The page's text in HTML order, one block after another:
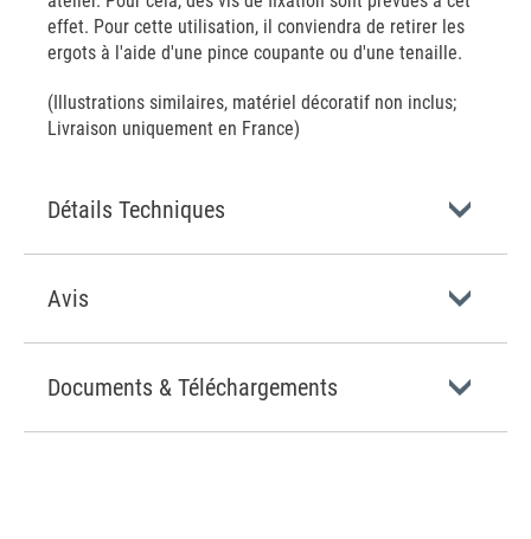
effet. Pour cette utilisation, il conviendra de retirer les
ergots à l'aide d'une pince coupante ou d'une tenaille.
(Illustrations similaires, matériel décoratif non inclus;
Livraison uniquement en France)
Détails Techniques
Avis
Documents & Téléchargements